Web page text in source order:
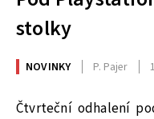
stolky
NOVINKY P. Pajer
Čtvrteční odhalení